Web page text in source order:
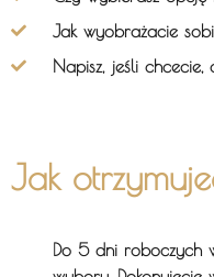
Jak wyobrażacie
Napisz, jeśli chcecie,
Jak
Do 5 dni roboczych